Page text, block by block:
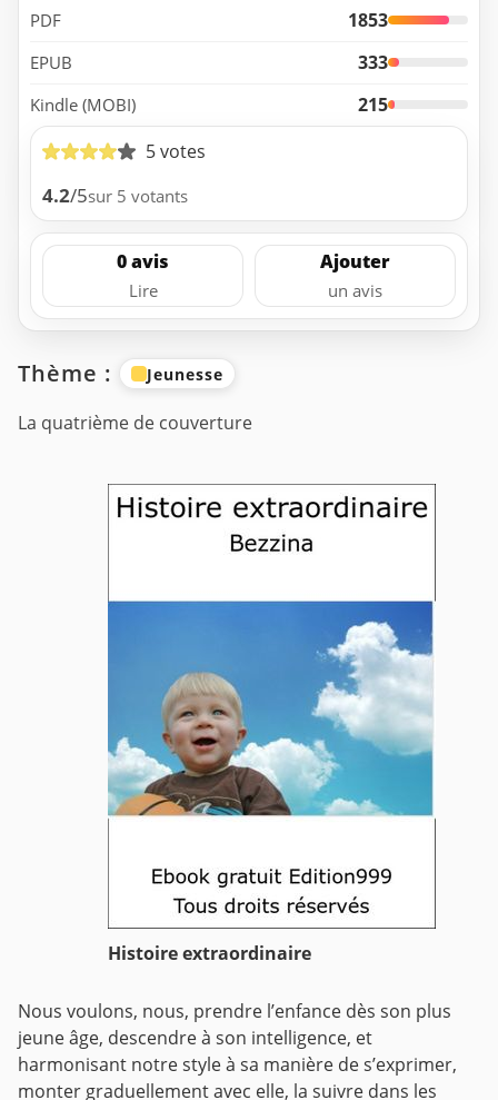
PDF 1853
EPUB 333
Kindle (MOBI)
215
5 votes
4.2/5sur 5 votants
0 avis
Lire
Ajouter
un avis
Thème : Jeunesse
La quatrième de couverture
Histoire extraordinaire
Nous voulons, nous, prendre l’enfance dès son plus
jeune âge, descendre à son intelligence, et
harmonisant notre style à sa manière de s’exprimer,
monter graduellement avec elle, la suivre dans les